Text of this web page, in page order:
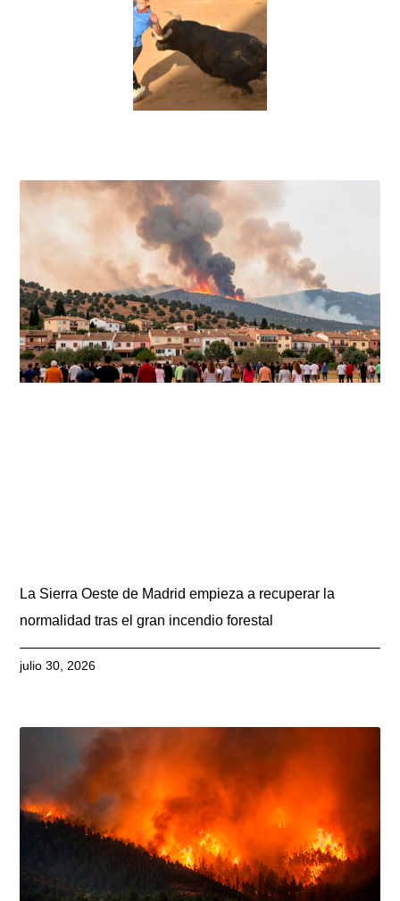
La Sierra Oeste de Madrid empieza a recuperar la
normalidad tras el gran incendio forestal
julio 30, 2026